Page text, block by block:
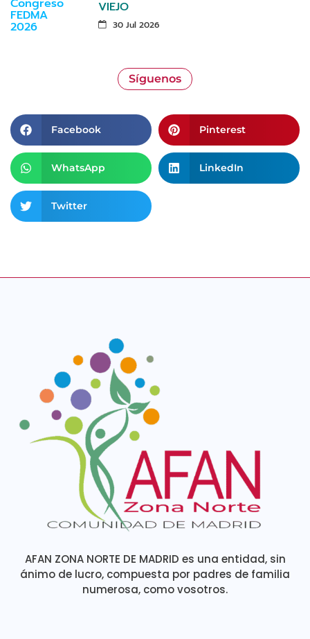
VIEJO
30 Jul 2026
Síguenos
Facebook Pinterest
WhatsApp LinkedIn
Twitter
AFAN ZONA NORTE DE MADRID es una entidad, sin
ánimo de lucro, compuesta por padres de familia
numerosa, como vosotros.